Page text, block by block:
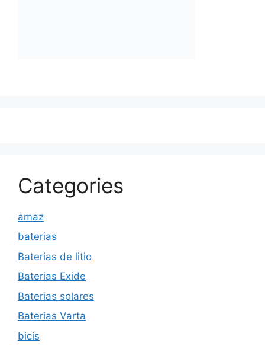
Categories
amaz
baterias
Baterias de litio
Baterias Exide
Baterias solares
Baterias Varta
bicis